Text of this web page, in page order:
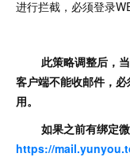
进行拦截，必须登录
此策略调整后，
客户端不能收邮件，
用。
如果之前有绑定
https://